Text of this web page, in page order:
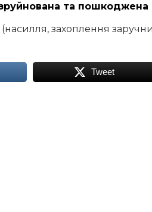
та пошкоджена
захоплення
Tweet